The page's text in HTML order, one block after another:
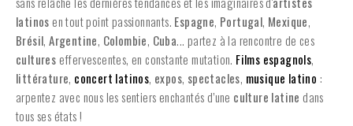
latinos en tout point passionnants. Espagne, Portugal, Mexique,
Brésil,Argentine, Colombie, Cuba... partez à la rencontre de ces
cultures effervescentes, en constante mutation. Films espagnols,
littérature, concert latinos, expos, spectacles, musique latino :
arpentez avec nous les sentiers enchantés d’une culture latine dans
tous ses états !